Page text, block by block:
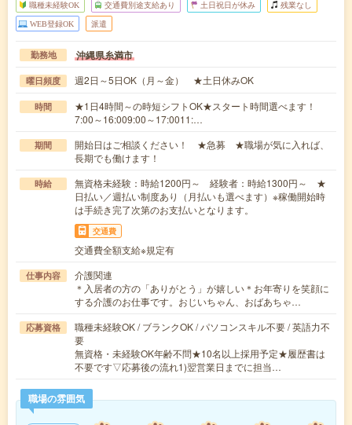
職種未経験OK 交通費別途支給あり 土日祝日が休み 残業なし
WEB登録OK 派遣
勤務地 沖縄県糸満市
曜日頻度 週2日～5日OK（月～金） ★土日休みOK
時間
★1日4時間～の時短シフトOK★スタート時間選べます！
7:00～16:009:00～17:0011:…
期間
開始日はご相談ください！ ★急募 ★職場が気に入れば、
長期でも働けます！
時給
無資格未経験：時給1200円～ 経験者：時給1300円～ ★
日払い／週払い制度あり（月払いも選べます）※稼働開始時
は手続き完了次第のお支払いとなります。
交通費
交通費全額支給※規定有
仕事内容
介護関連
＊入居者の方の「ありがとう」が嬉しい＊お年寄りを笑顔に
する介護のお仕事です。おじいちゃん、おばあちゃ…
応募資格
職種未経験OK / ブランクOK / パソコンスキル不要 / 英語力不
要
無資格・未経験OK年齢不問★10名以上採用予定★履歴書は
不要です▽応募後の流れ1)翌営業日までに担当…
職場の雰囲気